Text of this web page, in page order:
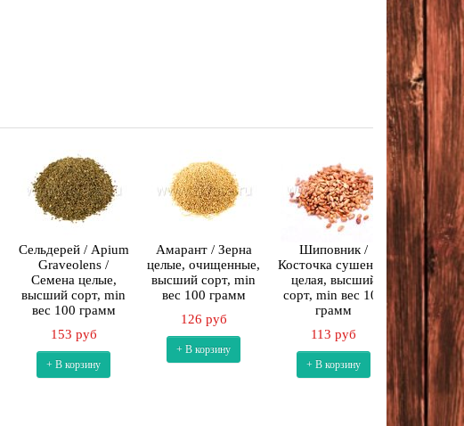
Сельдерей / Apium
Graveolens /
Семена целые,
высший сорт, min
вес 100 грамм
153 руб
+ В корзину
Амарант / Зерна
целые, очищенные,
высший сорт, min
вес 100 грамм
126 руб
+ В корзину
Шиповник /
Косточка сушеная,
целая, высший
сорт, min вес 100
грамм
113 руб
+ В корзину